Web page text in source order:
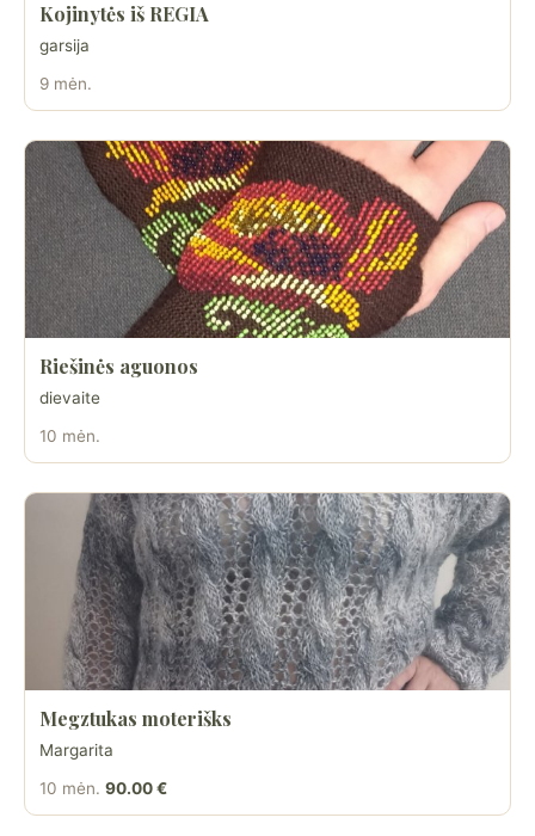
Kojinytės iš REGIA
garsija
9 mėn.
Riešinės aguonos
dievaite
10 mėn.
Megztukas moterišks
Margarita
10 mėn. 90.00 €